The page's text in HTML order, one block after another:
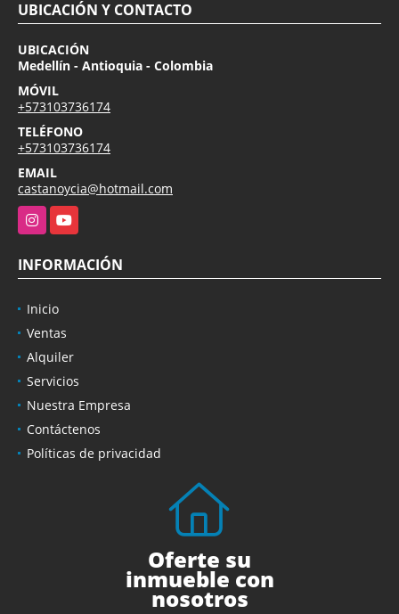
UBICACIÓN Y CONTACTO
UBICACIÓN
Medellín - Antioquia - Colombia
MÓVIL
+573103736174
TELÉFONO
+573103736174
EMAIL
castanoycia@hotmail.com
InstagramYouTube
INFORMACIÓN
Inicio
Ventas
Alquiler
Servicios
Nuestra Empresa
Contáctenos
Políticas de privacidad
Oferte su
inmueble con
nosotros